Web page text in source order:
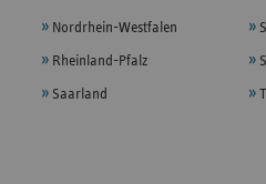
Nordrhein-Westfalen
Rheinland-Pfalz
Saarland